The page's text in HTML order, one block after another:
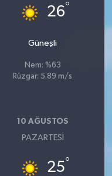
26°
Güneşli
Nem: %63
Rüzgar: 5.89 m/s
10 AĞUSTOS
PAZARTESI
25°